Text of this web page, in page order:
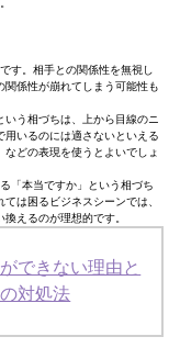
す。相手との関係性を無視し
係性が崩れてしまう可能性も
う相づちは、上から目線のニ
用いるのには適さないといえる
どの表現を使うとよいでしょ
「本当ですか」という相づち
は困るビジネスシーンでは、
えるのが理想的です。
できない理由と
対処法